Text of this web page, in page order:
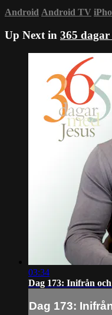
Android Android TV
Up Next in 365 dagar
03:34
Dag 173: Inifrån
Dag 173: